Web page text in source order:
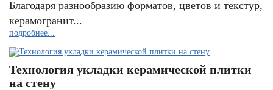
Благодаря разнообразию форматов, цветов и текстур,
керамогранит...
подробнее...
Технология укладки керамической плитки
на стену